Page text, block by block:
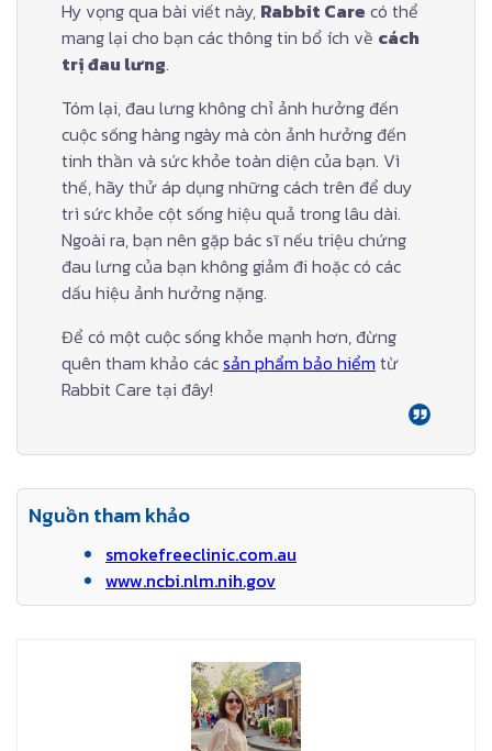
Hy vọng qua bài viết này, Rabbit Care có thể
mang lại cho bạn các thông tin bổ ích về cách
trị đau lưng.
Tóm lại, đau lưng không chỉ ảnh hưởng đến
cuộc sống hàng ngày mà còn ảnh hưởng đến
tinh thần và sức khỏe toàn diện của bạn. Vì
thế, hãy thử áp dụng những cách trên để duy
trì sức khỏe cột sống hiệu quả trong lâu dài.
Ngoài ra, bạn nên gặp bác sĩ nếu triệu chứng
đau lưng của bạn không giảm đi hoặc có các
dấu hiệu ảnh hưởng nặng.
Để có một cuộc sống khỏe mạnh hơn, đừng
quên tham khảo cácsản phẩm bảo hiểm từ
Rabbit Care tại đây!
Nguồn tham khảo
smokefreeclinic.com.au
www.ncbi.nlm.nih.gov